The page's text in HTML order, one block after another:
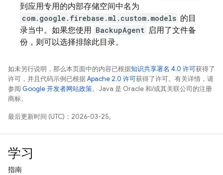
到应用专用的内部存储空间中名为
com.google.firebase.ml.custom.models 的目
录当中。如果您使用 BackupAgent 启用了文件备
份，则可以选择排除此目录。
如未另行说明，那么本页面中的内容已根据知识共享署名 4.0 许可获得了
许可，并且代码示例已根据Apache 2.0 许可获得了许可。有关详情，请
参阅 Google 开发者网站政策。Java 是 Oracle 和/或其关联公司的注册
商标。
最后更新时间 (UTC)：2026-03-25。
学习
指南